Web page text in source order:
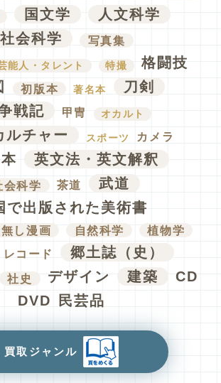
国文学
人文科学
社会科学
写真集
能人・タレント 特撮
格闘技
初版本 著名本
刀剣
戦記
甲冑 オカルト
ルチャー スポーツ カメラ
英文法・英文解釈
会科学 茶道
武道
で出版された美術書
し漫画 自然科学 植物学
レコード
郷土誌（史）
社史 デザイン 建築
CD
DVD
民芸品
買取ジャンル